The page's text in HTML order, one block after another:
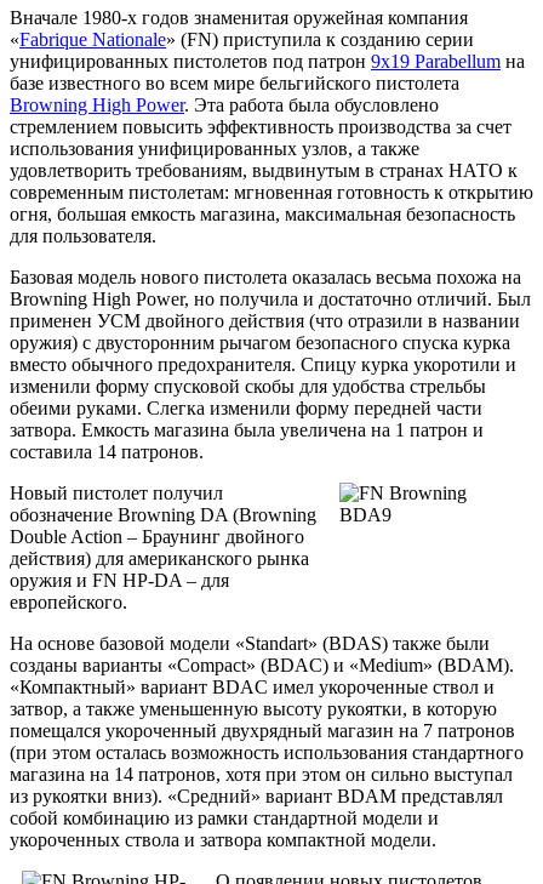
Вначале 1980-х годов знаменитая оружейная компания
«Fabrique Nationale» (FN) приступила к созданию серии
унифицированных пистолетов под патрон 9х19 Parabellum на
базе известного во всем мире бельгийского пистолета
Browning High Power. Эта работа была обусловлено
стремлением повысить эффективность производства за счет
использования унифицированных узлов, а также
удовлетворить требованиям, выдвинутым в странах НАТО к
современным пистолетам: мгновенная готовность к открытию
огня, большая емкость магазина, максимальная безопасность
для пользователя.
Базовая модель нового пистолета оказалась весьма похожа на
Browning High Power, но получила и достаточно отличий. Был
применен УСМ двойного действия (что отразили в названии
оружия) с двусторонним рычагом безопасного спуска курка
вместо обычного предохранителя. Спицу курка укоротили и
изменили форму спусковой скобы для удобства стрельбы
обеими руками. Слегка изменили форму передней части
затвора. Емкость магазина была увеличена на 1 патрон и
составила 14 патронов.
Новый пистолет получил
обозначение Browning DA (Browning
Double Action – Браунинг двойного
действия) для американского рынка
оружия и FN HP-DA – для
европейского.
На основе базовой модели «Standart» (BDAS) также были
созданы варианты «Compact» (BDAC) и «Medium» (BDAM).
«Компактный» вариант BDAC имел укороченные ствол и
затвор, а также уменьшенную высоту рукоятки, в которую
помещался укороченный двухрядный магазин на 7 патронов
(при этом осталась возможность использования стандартного
магазина на 14 патронов, хотя при этом он сильно выступал
из рукоятки вниз). «Средний» вариант BDAМ представлял
собой комбинацию из рамки стандартной модели и
укороченных ствола и затвора компактной модели.